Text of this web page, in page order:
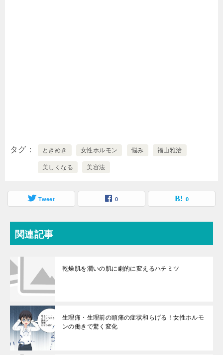
タグ ときめき 女性ホルモン 悩み 福山雅治
美しくなる 美容法
Tweet 0 0
関連記事
乾燥肌を潤いの肌に劇的に変えるハチミツ
生理痛・生理前の頭痛の症状和らげる！女性ホルモ
ンの働きで驚く変化